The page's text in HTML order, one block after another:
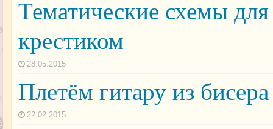
Тематические схемы
крестиком
28.05.2015
Плетём гитару из
22.02.2015